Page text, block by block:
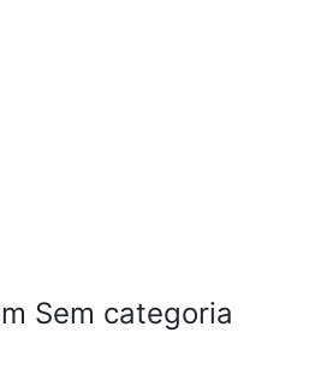
Sem categoria